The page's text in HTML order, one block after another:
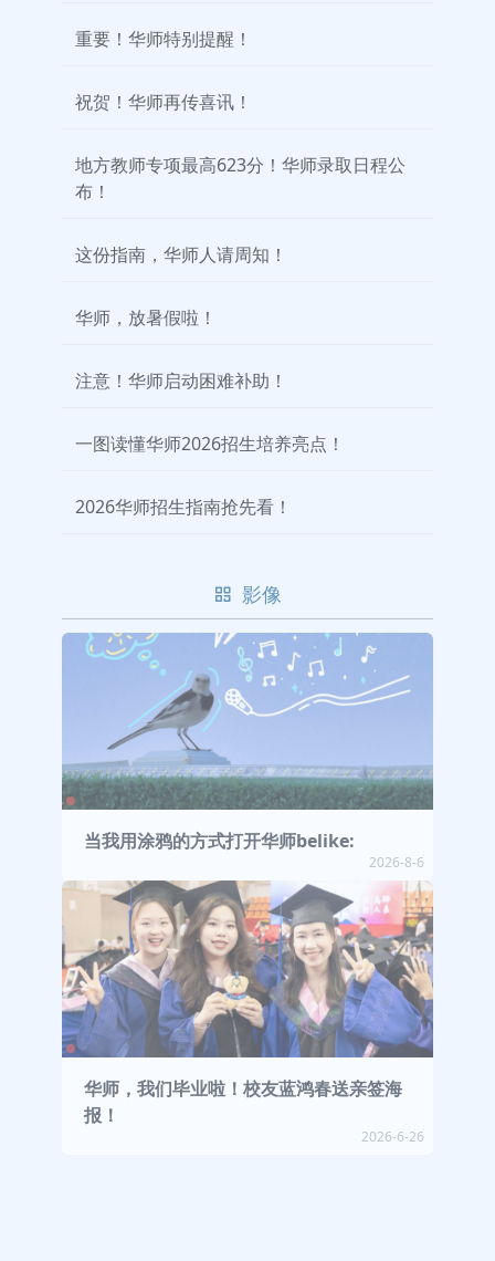
重要！华师特别提醒！
祝贺！华师再传喜讯！
地方教师专项最高623分！华师录取日程公
布！
这份指南，华师人请周知！
华师，放暑假啦！
注意！华师启动困难补助！
一图读懂华师2026招生培养亮点！
2026华师招生指南抢先看！
影像
当我用涂鸦的方式打开华师belike:
2026-8-6
华师，我们毕业啦！校友蓝鸿春送亲签海
报！
2026-6-26